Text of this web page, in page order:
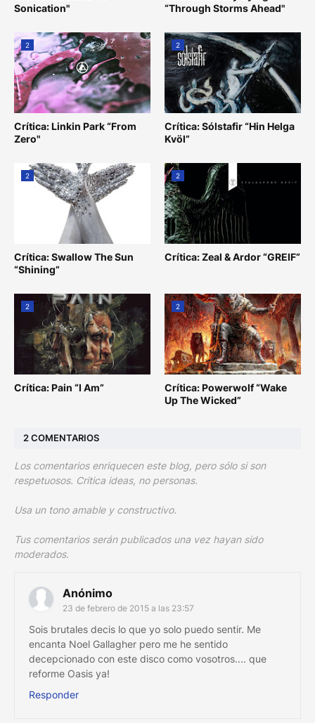
Sonication"
“Through Storms Ahead"
2
Crítica: Linkin Park “From
Zero"
2
Crítica: Sólstafir “Hin Helga
Kvöl”
2
Crítica: Swallow The Sun
“Shining”
2
Crítica: Zeal & Ardor “GREIF”
2
Crítica: Pain “I Am”
2
Crítica: Powerwolf “Wake
Up The Wicked”
2 COMENTARIOS
Los comentarios enriquecen este blog, pero sólo si son
respetuosos. Critica ideas, no personas.
Usa un tono amable y constructivo.
Tus comentarios serán publicados una vez hayan sido
moderados.
Anónimo
23 de febrero de 2015 a las 23:57
Sois brutales decis lo que yo solo puedo sentir. Me
encanta Noel Gallagher pero me he sentido
decepcionado con este disco como vosotros.... que
reforme Oasis ya!
Responder